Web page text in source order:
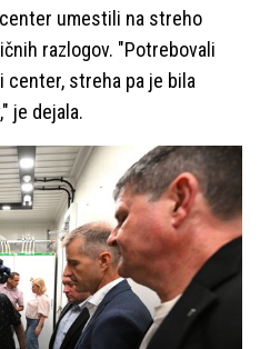
umestili na streho
razlogov. "Potrebovali
streha pa je bila
je dejala.